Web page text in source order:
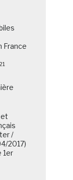
France
/
2017)
1er